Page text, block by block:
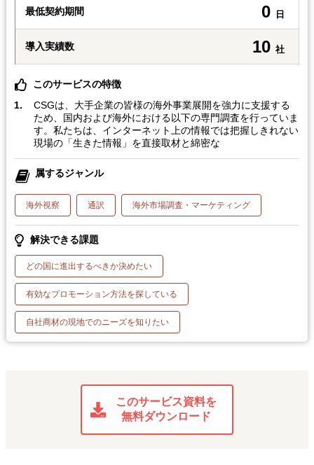
最低契約期間 0 日
導入実績数 10 社
このサービスの特徴
CSGは、大手企業の皆様の海外事業展開を強力に支援する
ため、国内および海外における以下の専門調査を行っていま
す。私たちは、インターネット上の情報では把握しきれない
現場の「生きた情報」を直接取材と綿密な
属するジャンル
海外視察 通訳 海外市場調査・マーケティング
解決できる課題
どの国に進出するべきか決めたい
有効なプロモーション方法を探している
自社商材の現地でのニーズを知りたい
このサービス資料を
無料ダウンロード